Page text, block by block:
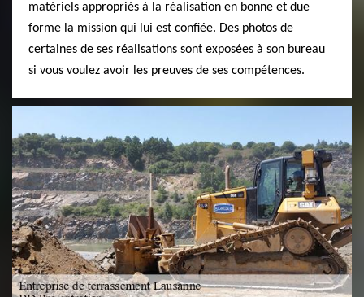
matériels appropriés à la réalisation en bonne et due
forme la mission qui lui est confiée. Des photos de
certaines de ses réalisations sont exposées à son bureau
si vous voulez avoir les preuves de ses compétences.